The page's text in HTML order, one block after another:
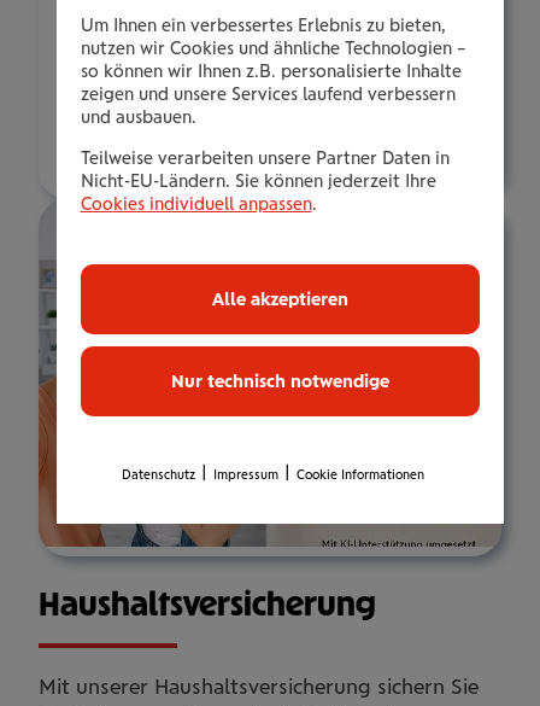
+436646013966235
E-Mail:
y.demir@wienerstaedtische.at
Haus­halts­ver­si­che­rung
Mit unserer Haushaltsversicherung sichern Sie
Um Ihnen ein verbessertes Erlebnis zu bieten,
nutzen wir Cookies und ähnliche Technologien –
so können wir Ihnen z.B. personalisierte Inhalte
zeigen und unsere Services laufend verbessern
und ausbauen.
Teilweise verarbeiten unsere Partner Daten in
Nicht-EU-Ländern. Sie können jederzeit Ihre
Cookies individuell anpassen.
Nur technisch notwendige
Alle akzeptieren
Datenschutz Impressum Cookie Informationen